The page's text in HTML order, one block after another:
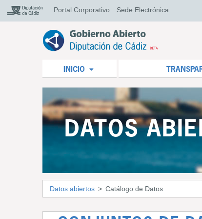
Portal Corporativo Sede Electrónica
INICIO
DATOS
Datos abiertos Catálogo de Datos